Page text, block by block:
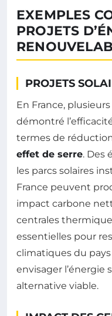
EXEMPLES
PROJETS
PROJETS
En France,
démontré
termes de
effet de serre. Des
les parcs solaires
France peuvent
impact carbone
centrales
essentielles pour
climatiques du
envisager l’énergie
alternative viable.